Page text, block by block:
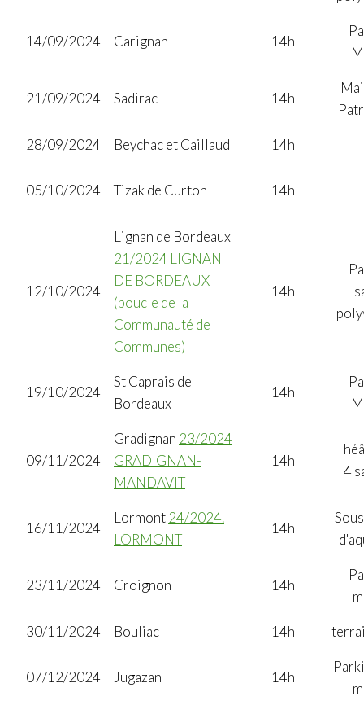
14/09/2024 Carignan 14h
21/09/2024 Sadirac 14h
28/09/2024 Beychac et Caillaud 14h
05/10/2024 Tizak de Curton 14h
12/10/2024
Lignan de Bordeaux
21/2024 LIGNAN
DE BORDEAUX
(boucle de la
Communauté de
Communes)
14h
19/10/2024
St Caprais de
Bordeaux
14h
09/11/2024
Gradignan 23/2024
GRADIGNAN-
MANDAVIT
14h
4
16/11/2024
Lormont 24/2024.
LORMONT
14h
23/11/2024 Croignon 14h
30/11/2024 Bouliac 14h
07/12/2024 Jugazan 14h